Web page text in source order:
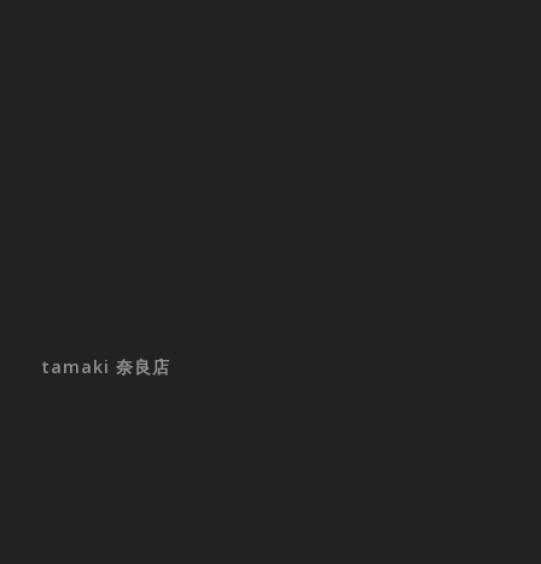
tamaki 奈良店